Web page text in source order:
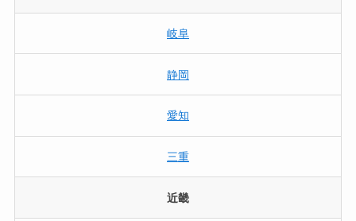
岐阜
静岡
愛知
三重
近畿